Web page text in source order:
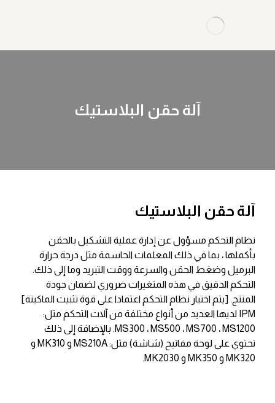
آلة حقن البلاستيك
آلة حقن البلاستيك
نظام التحكم مسؤول عن إدارة عملية التشكيل بالحقن
بأكملها ، بما في ذلك المعلمات الحاسمة مثل درجة حرارة
البرميل وضغط الحقن والسرعة ووقت التبريد وما إلى ذلك.
التحكم الدقيق في هذه المتغيرات ضروري لضمان جودة
المنتج. [يتم اختيار نظام التحكم اعتمادا على قوة تثبيت الماكينة]
IPM لديها العديد من أنواع مختلفة من آلات التحكم مثل:
MS300 ، MS500 ، MS700 ، MS1200. بالإضافة إلى ذلك
تحتوي على لوحة مفاتيح (شاشة) مثل: MS210A و MK310 و
MK320 و MK350 و MK2030.